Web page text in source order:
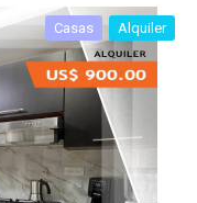
Casas Alquiler